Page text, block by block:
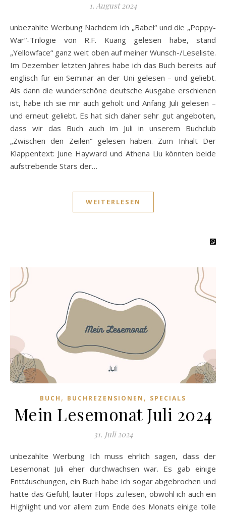
1. August 2024
unbezahlte Werbung Nachdem ich „Babel“ und die „Poppy-
War“-Trilogie von R.F. Kuang gelesen habe, stand
„Yellowface“ ganz weit oben auf meiner Wunsch-/Leseliste.
Im Dezember letzten Jahres habe ich das Buch bereits auf
englisch für ein Seminar an der Uni gelesen – und geliebt.
Als dann die wunderschöne deutsche Ausgabe erschienen
ist, habe ich sie mir auch geholt und Anfang Juli gelesen –
und erneut geliebt. Es hat sich daher sehr gut angeboten,
dass wir das Buch auch im Juli in unserem Buchclub
„Zwischen den Zeilen“ gelesen haben. Zum Inhalt Der
Klappentext: June Hayward und Athena Liu könnten beide
aufstrebende Stars der…
WEITERLESEN
BUCH , BUCHREZENSIONEN , SPECIALS
Mein Lesemonat Juli 2024
31. Juli 2024
unbezahlte Werbung Ich muss ehrlich sagen, dass der
Lesemonat Juli eher durchwachsen war. Es gab einige
Enttäuschungen, ein Buch habe ich sogar abgebrochen und
hatte das Gefühl, lauter Flops zu lesen, obwohl ich auch ein
Highlight und vor allem zum Ende des Monats einige tolle